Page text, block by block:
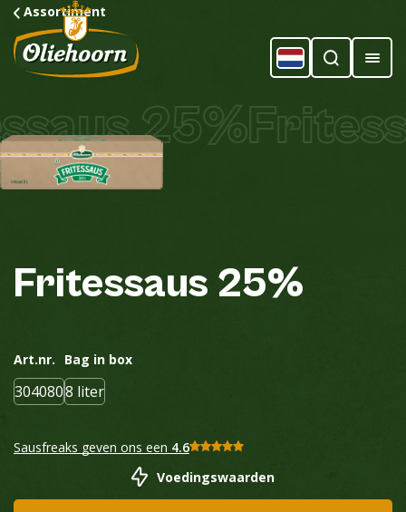
Assortiment
25%
Fritessaus 25%
Art.nr.
304080
Bag in box
8 liter
Sausfreaks geven ons een 4.6
Voedingswaarden